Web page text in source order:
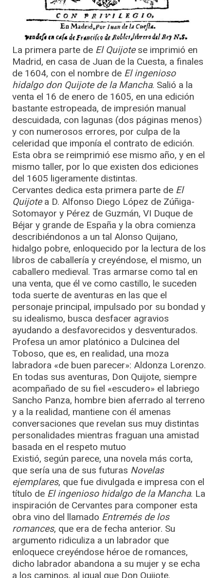
La primera parte de El Quijotese imprimió en
Madrid, en casa de Juan de la Cuesta, a finales
de 1604, con el nombre de El ingenioso
hidalgo don Quijote de la Mancha. Salió a la
venta el 16 de enero de 1605, en una edición
bastante estropeada, de impresión manual
descuidada, con lagunas (dos páginas menos)
y con numerosos errores, por culpa de la
celeridad que imponía el contrato de edición.
Esta obra se reimprimió ese mismo año, y en el
mismo taller, por lo que existen dos ediciones
del 1605 ligeramente distintas.
Cervantes dedica esta primera parte de El
Quijotea D. Alfonso Diego López de Zúñiga-
Sotomayor y Pérez de Guzmán, VI Duque de
Béjar y grande de España y la obra comienza
describiéndonos a un tal Alonso Quijano,
hidalgo pobre, enloquecido por la lectura de los
libros de caballería y creyéndose, el mismo, un
caballero medieval. Tras armarse como tal en
una venta, que él ve como castillo, le suceden
toda suerte de aventuras en las que el
personaje principal, impulsado por su bondad y
su idealismo, busca desfacer agravios
ayudando a desfavorecidos y desventurados.
Profesa un amor platónico a Dulcinea del
Toboso, que es, en realidad, una moza
labradora «de buen parecer»: Aldonza Lorenzo.
En todas sus aventuras, Don Quijote, siempre
acompañado de su fiel «escudero» el labriego
Sancho Panza, hombre bien aferrado al terreno
y a la realidad, mantiene con él amenas
conversaciones que revelan sus muy distintas
personalidades mientras fraguan una amistad
basada en el respeto mutuo
Existió, según parece, una novela más corta,
que sería una de sus futuras Novelas
ejemplares, que fue divulgada e impresa con el
título de El ingenioso hidalgo de la Mancha. La
inspiración de Cervantes para componer esta
obra vino del llamado Entremés de los
romances, que era de fecha anterior. Su
argumento ridiculiza a un labrador que
enloquece creyéndose héroe de romances,
dicho labrador abandona a su mujer y se echa
a los caminos, al igual que Don Quijote.